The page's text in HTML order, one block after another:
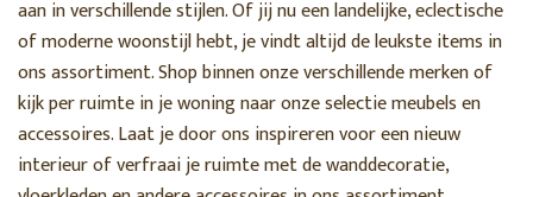
aan in verschillende stijlen. Of jij nu een landelijke, eclectische
of moderne woonstijl hebt, je vindt altijd de leukste items in
ons assortiment. Shop binnen onze verschillende merken of
kijk per ruimte in je woning naar onze selectie meubels en
accessoires. Laat je door ons inspireren voor een nieuw
interieur of verfraai je ruimte met de wanddecoratie,